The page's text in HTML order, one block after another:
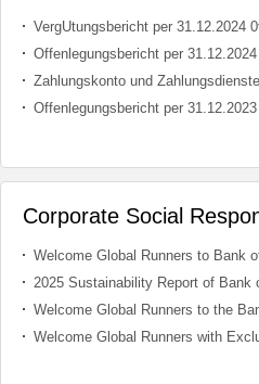
VergUtungsbericht per 31.12.2024
Offenlegungsbericht per
Offenlegungsbericht per
Corporate Social
2025 Sustainability Report of Bank
Welcome Global Runners to the
Welcome Global Runners with